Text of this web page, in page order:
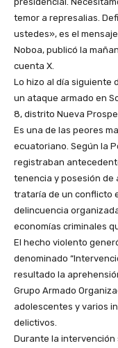
temor a represalias.
ustedes», es el
Noboa, publicó la
cuenta X.
Lo hizo al día siguiente
un ataque armado en
8, distrito Nueva
Es una de las peores
ecuatoriano. Según la
registraban
tenencia y posesión de
trataría de un conflicto
delincuencia
economías criminales
El hecho violento
denominado
resultado la
Grupo Armado
adolescentes y varios
delictivos.
Durante la intervención